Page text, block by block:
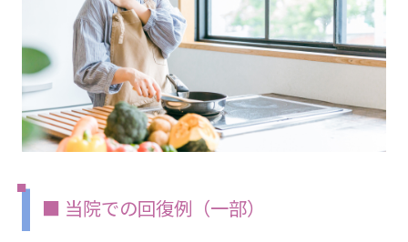
■ 当院での回復例（一部）